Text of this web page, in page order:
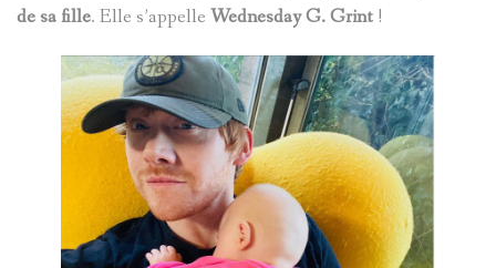
de sa fille. Elle s’appelle Wednesday G. Grint !